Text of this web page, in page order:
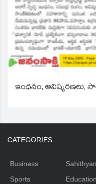
ఇంధనం, ఆవిష్కరణలు,
CATEGORIES
Business
Sports
Education